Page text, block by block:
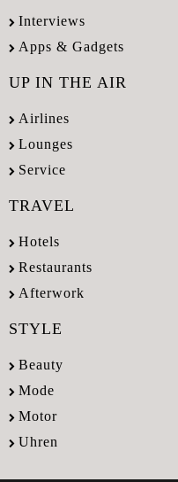
Interviews
Apps & Gadgets
UP IN THE AIR
Airlines
Lounges
Service
TRAVEL
Hotels
Restaurants
Afterwork
STYLE
Beauty
Mode
Motor
Uhren